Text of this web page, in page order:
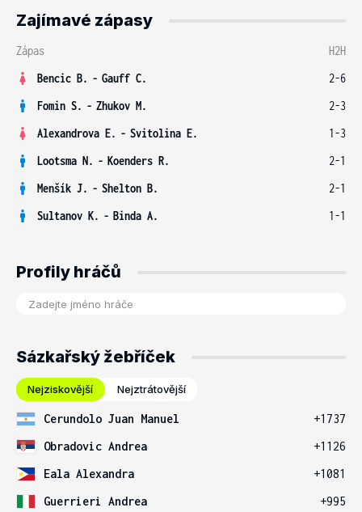
Zajímavé zápasy
Zápas
H2H
Bencic B. - Gauff C.
2-6
Fomin S. - Zhukov M.
2-3
Alexandrova E. - Svitolina E.
1-3
Lootsma N. - Koenders R.
2-1
Menšík J. - Shelton B.
2-1
Sultanov K. - Binda A. 1-1
Profily hráčů
Sázkařský žebříček
Nejziskovější Nejztrátovější
Cerundolo Juan Manuel
+1737
Obradovic Andrea
+1126
Eala Alexandra
+1081
Guerrieri Andrea
+995